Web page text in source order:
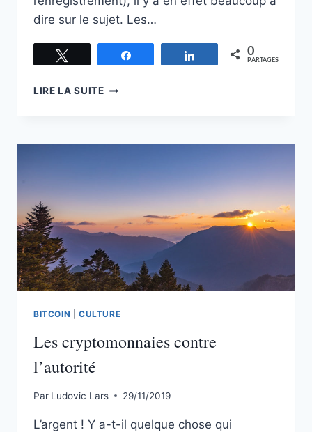
dire sur le sujet. Les…
Partagez 0
PARTAGES
LIRE LA SUITE[PODCAST]
LA
SIÈCLE
BITCOIN CULTURE
Les cryptomonnaies contre
l’autorité
Par Ludovic Lars 29/11/2019
L’argent ! Y a-t-il quelque chose qui